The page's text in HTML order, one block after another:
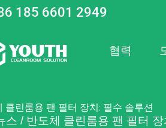
185 6601 2949
협력
클린룸용 팬 필터 장치: 필수 솔루션
스 / 반도체 클린룸용 팬 필터